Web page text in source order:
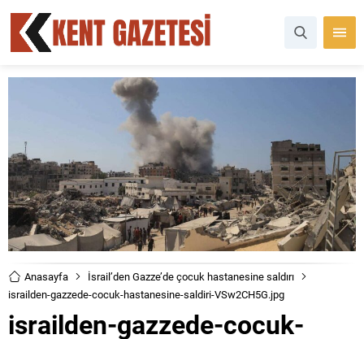
Anasayfa
İsrail’den Gazze’de çocuk hastanesine saldırı
israilden-gazzede-cocuk-hastanesine-saldiri-VSw2CH5G.jpg
israilden-gazzede-cocuk-